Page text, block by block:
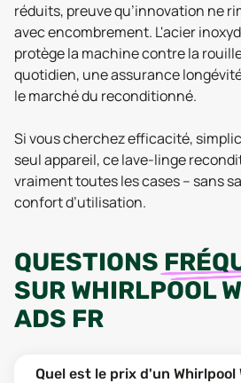
réduits, preuve qu’innovation ne
avec encombrement. L'acier
protège la machine contre la
quotidien, une assurance
le marché du reconditionné.
Si vous cherchez efficacité,
seul appareil, ce lave-linge
vraiment toutes les cases – sans
confort d’utilisation.
QUESTIONS
SUR WHIRLPOOL
ADS FR
Quel est le prix d'un Whirlpool